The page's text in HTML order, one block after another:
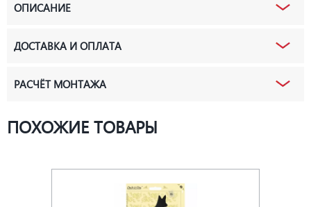
ОПИСАНИЕ
ДОСТАВКА И ОПЛАТА
РАСЧЁТ МОНТАЖА
ПОХОЖИЕ ТОВАРЫ